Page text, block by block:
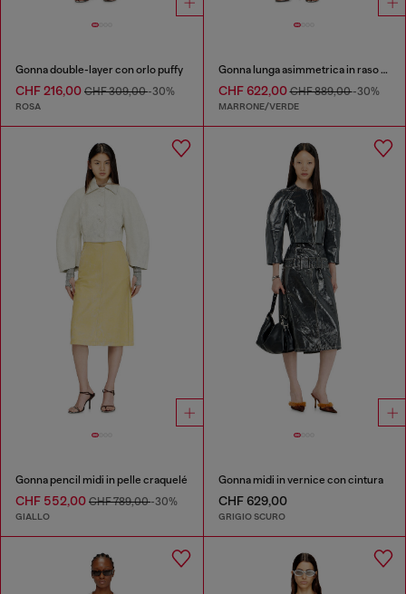
Gonna double-layer con orlo puffy
CHF 216,00 CHF 309,00-30%
ROSA
Gonna lunga asimmetrica in raso stampato
CHF 622,00CHF 889,00-30%
MARRONE/VERDE
Gonna pencil midi in pelle craquelé
CHF 552,00 CHF 789,00-30%
GIALLO
Gonna midi in vernice con cintura
CHF 629,00
GRIGIO SCURO